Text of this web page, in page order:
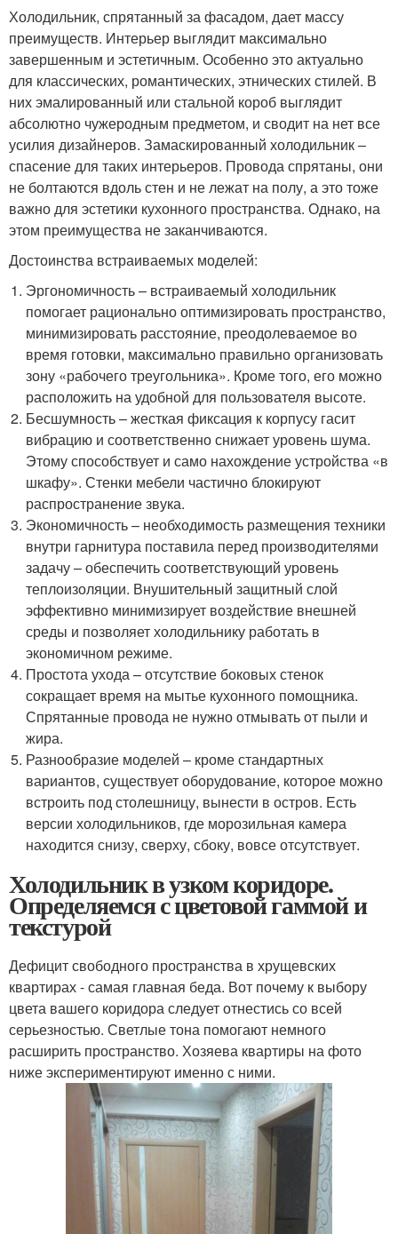
Холодильник, спрятанный за фасадом, дает массу
преимуществ. Интерьер выглядит максимально
завершенным и эстетичным. Особенно это актуально
для классических, романтических, этнических стилей. В
них эмалированный или стальной короб выглядит
абсолютно чужеродным предметом, и сводит на нет все
усилия дизайнеров. Замаскированный холодильник –
спасение для таких интерьеров. Провода спрятаны, они
не болтаются вдоль стен и не лежат на полу, а это тоже
важно для эстетики кухонного пространства. Однако, на
этом преимущества не заканчиваются.
Достоинства встраиваемых моделей:
Эргономичность – встраиваемый холодильник
помогает рационально оптимизировать пространство,
минимизировать расстояние, преодолеваемое во
время готовки, максимально правильно организовать
зону «рабочего треугольника». Кроме того, его можно
расположить на удобной для пользователя высоте.
Бесшумность – жесткая фиксация к корпусу гасит
вибрацию и соответственно снижает уровень шума.
Этому способствует и само нахождение устройства «в
шкафу». Стенки мебели частично блокируют
распространение звука.
Экономичность – необходимость размещения техники
внутри гарнитура поставила перед производителями
задачу – обеспечить соответствующий уровень
теплоизоляции. Внушительный защитный слой
эффективно минимизирует воздействие внешней
среды и позволяет холодильнику работать в
экономичном режиме.
Простота ухода – отсутствие боковых стенок
сокращает время на мытье кухонного помощника.
Спрятанные провода не нужно отмывать от пыли и
жира.
Разнообразие моделей – кроме стандартных
вариантов, существует оборудование, которое можно
встроить под столешницу, вынести в остров. Есть
версии холодильников, где морозильная камера
находится снизу, сверху, сбоку, вовсе отсутствует.
Холодильник в узком коридоре.
Определяемся с цветовой гаммой и
текстурой
Дефицит свободного пространства в хрущевских
квартирах - самая главная беда. Вот почему к выбору
цвета вашего коридора следует отнестись со всей
серьезностью. Светлые тона помогают немного
расширить пространство. Хозяева квартиры на фото
ниже экспериментируют именно с ними.